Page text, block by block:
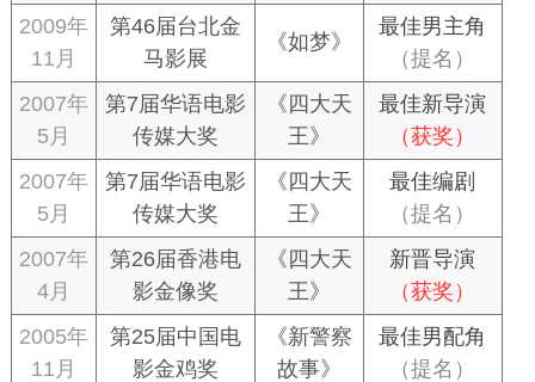
2009年
11月
第46届台北金
马影展
《如梦》
最佳男主角
（提名）
2007年
5月
第7届华语电影
传媒大奖
《四大天
王》
最佳新导演
（获奖）
2007年
5月
第7届华语电影
传媒大奖
《四大天
王》
最佳编剧
（提名）
2007年
4月
第26届香港电
影金像奖
《四大天
王》
新晋导演
（获奖）
2005年
11月
第25届中国电
影金鸡奖
《新警察
故事》
最佳男配角
（提名）